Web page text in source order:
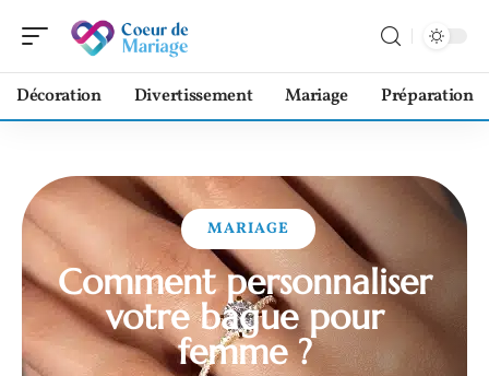
Décoration Divertissement Mariage Préparation
MARIAGE
Comment personnaliser
votre bague pour
femme ?